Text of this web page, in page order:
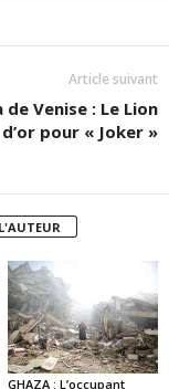
Article suivant
Venise : Le Lion
d’or pour « Joker »
GHAZA : L’occupant